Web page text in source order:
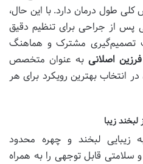
کلی طول درمان دارد. با این حال،
پس از جراحی برای تنظیم دقیق
تصمیم‌گیری مشترک و هماهنگ
اصلانی به عنوان متخصص
انتخاب بهترین رویکرد برای هر
زیبا
زیبایی لبخند و چهره محدود
سلامتی قابل توجهی را به همراه